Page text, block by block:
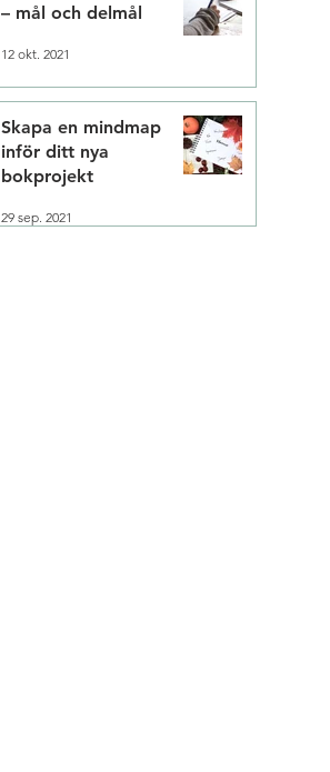
– mål och delmål
12 okt. 2021
Skapa en mindmap
inför ditt nya
bokprojekt
29 sep. 2021